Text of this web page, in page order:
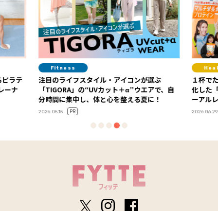
目のライフスタイル・アイコンが選ぶ
TIGORA」の“UVカット＋α”ウエアで、自
時間に集中し、体と心を整える夏に！
Healthcare
１杯でたんぱく質も
化した「ディアナチ
ーアルレポート